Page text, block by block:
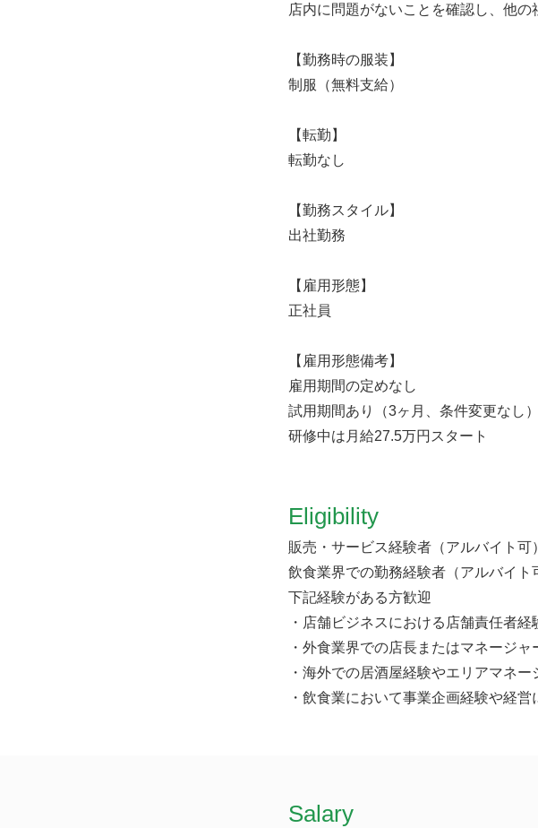
店内に問題がないことを確認し、他
【勤務時の服装】
制服（無料支給）
【転勤】
転勤なし
【勤務スタイル】
出社勤務
【雇用形態】
正社員
【雇用形態備考】
雇用期間の定めなし
試用期間あり（3ヶ月、条件変更なし）
研修中は月給27.5万円スタート
Eligibility
販売・サービス経験者（アルバイト可）
飲食業界での勤務経験者（アルバイト
下記経験がある方歓迎
・店舗ビジネスにおける店舗責任者経
・外食業界での店長またはマネージャ
・海外での居酒屋経験やエリアマネ
・飲食業において事業企画経験や経営
​Salary